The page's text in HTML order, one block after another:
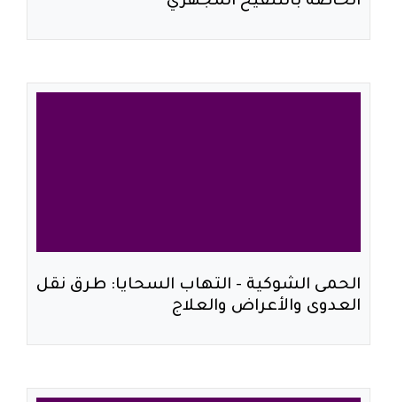
الحمى الشوكية - التهاب السحايا: طرق نقل
العدوى والأعراض والعلاج